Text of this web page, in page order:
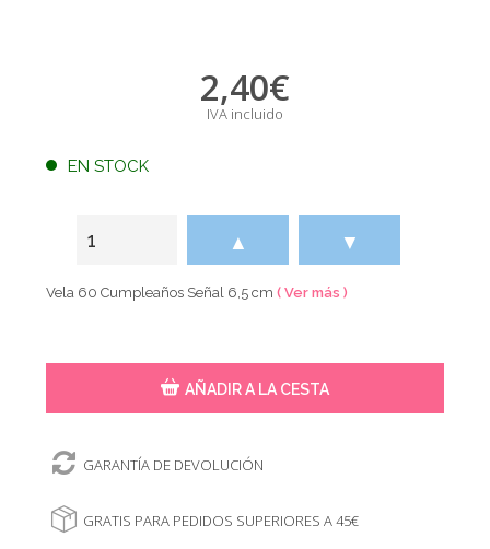
2,40€
IVA incluido
EN STOCK
▲ ▼
Vela 60 Cumpleaños Señal 6,5 cm( Ver más )
AÑADIR A LA CESTA
GARANTÍA DE DEVOLUCIÓN
GRATIS PARA PEDIDOS SUPERIORES A 45€